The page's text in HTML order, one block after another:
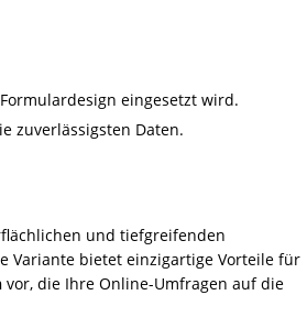
eingesetzt wird.
zuverlässigsten Daten.
und tiefgreifenden
Variante bietet einzigartige Vorteile für
vor, die Ihre Online-Umfragen auf die